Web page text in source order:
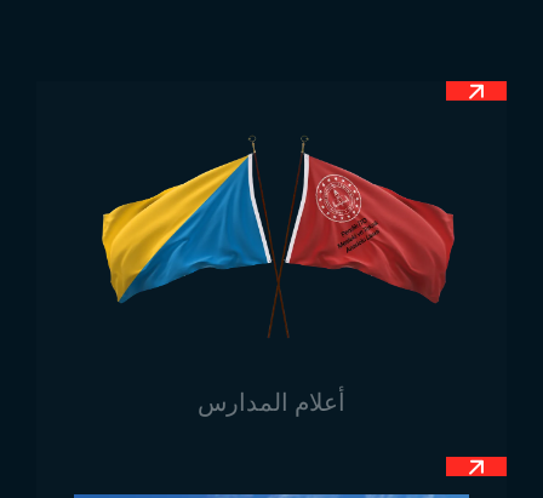
المحيط الهادئ، حسب الأرشيفات التاريخية. أما الشريط
أبعاد علم ناورو
يتم قياس العلم بشكل طولي وعرضي حسب الاستخدام. إذا
رغبتم باستخدام علم ناورو في المكاتب أو الأماكن المغلقة،
أماكن استخدام علم ناورو
علم ناورو له استخدامات متعددة، ولذلك يُعتبر من الأعلام
أعلام المدارس